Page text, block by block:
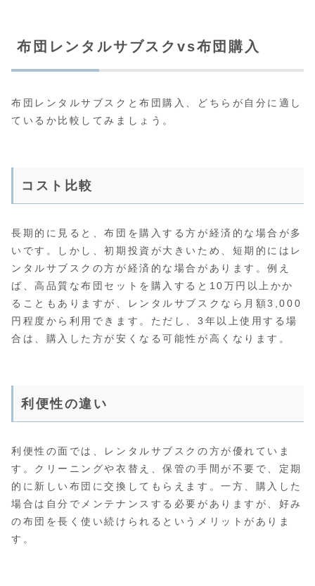
布団レンタルサブスクvs布団購入
布団レンタルサブスクと布団購入、どちらが自分に適し
ているか比較してみましょう。
コスト比較
長期的に見ると、布団を購入する方が経済的な場合が多
いです。しかし、初期投資が大きいため、短期的にはレ
ンタルサブスクの方が経済的な場合があります。例え
ば、高品質な布団セットを購入すると10万円以上かか
ることもありますが、レンタルサブスクなら月額3,000
円程度から利用できます。ただし、3年以上使用する場
合は、購入した方が安くなる可能性が高くなります。
利便性の違い
利便性の面では、レンタルサブスクの方が優れていま
す。クリーニングや衣替え、保管の手間が不要で、定期
的に新しい布団に交換してもらえます。一方、購入した
場合は自分でメンテナンスする必要がありますが、好み
の布団を長く使い続けられるというメリットがありま
す。